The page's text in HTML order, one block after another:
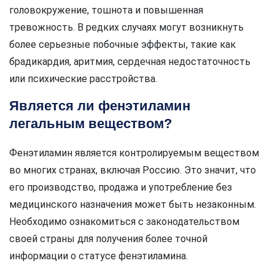
головокружение, тошнота и повышенная
тревожность. В редких случаях могут возникнуть
более серьезные побочные эффекты, такие как
брадикардия, аритмия, сердечная недостаточность
или психические расстройства.
Является ли фенэтиламин
легальным веществом?
Фенэтиламин является контролируемым веществом
во многих странах, включая Россию. Это значит, что
его производство, продажа и употребление без
медицинского назначения может быть незаконным.
Необходимо ознакомиться с законодательством
своей страны для получения более точной
информации о статусе фенэтиламина.